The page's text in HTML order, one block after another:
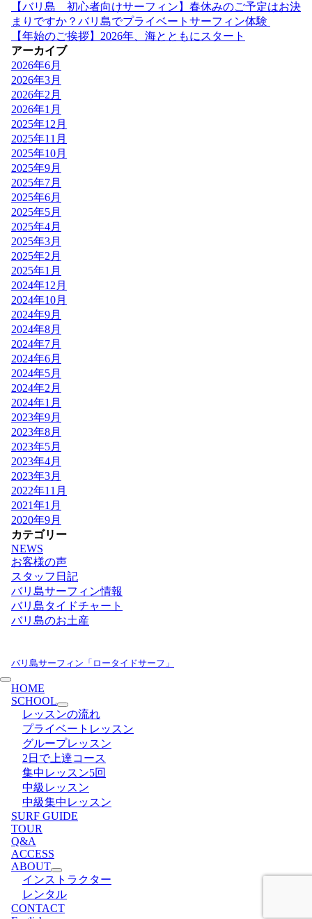
【バリ島 初心者向けサーフィン】春休みのご予定はお決
まりですか？バリ島でプライベートサーフィン体験
【年始のご挨拶】2026年、海とともにスタート
アーカイブ
2026年6月
2026年3月
2026年2月
2026年1月
2025年12月
2025年11月
2025年10月
2025年9月
2025年7月
2025年6月
2025年5月
2025年4月
2025年3月
2025年2月
2025年1月
2024年12月
2024年10月
2024年9月
2024年8月
2024年7月
2024年6月
2024年5月
2024年2月
2024年1月
2023年9月
2023年8月
2023年5月
2023年4月
2023年3月
2022年11月
2021年1月
2020年9月
カテゴリー
NEWS
お客様の声
スタッフ日記
バリ島サーフィン情報
バリ島タイドチャート
バリ島のお土産
バリ島サーフィン「ロータイドサーフ」
HOME
SCHOOL
レッスンの流れ
プライベートレッスン
グループレッスン
2日で上達コース
集中レッスン5回
中級レッスン
中級集中レッスン
SURF GUIDE
TOUR
Q&A
ACCESS
ABOUT
インストラクター
レンタル
CONTACT